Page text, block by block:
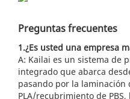
Preguntas frecuentes
1.¿Es usted una empresa
A: Kailai es un sistema de
integrado que abarca
pasando por la laminación
PLA/recubrimiento de